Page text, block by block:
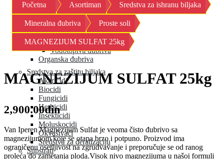
Mineralna đubriva
Granulisana đubriva
Mikroelementi
Proste soli
Specijalna đubriva
Vodotopiva đubriva
Organska đubriva
Sredstva za zaštitu biljaka
Akaricidi
Biocidi
Fungicidi
Herbicidi
Insekticidi
Moluskocidi
Okvašivači
Sredstva za deratizaciju
Supstrati
Početna Asortiman Sredstva za ishranu biljaka
Mineralna đubriva Proste soli
MAGNEZIJUM SULFAT 25kg
MAGNEZIJUM SULFAT 25kg
2,900.00din
Van Iperen Magnezijum Sulfat je veoma čisto đubrivo sa
magnezijumom koje se otapa brzo i potpuno. Proizvod ima
ograničenu osetljivost na zgrudvavanje i preporučuje se od ranog
proleća do zametanja ploda.Visok nivo magnezijuma u našoj formuli